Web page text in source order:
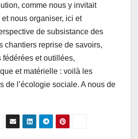
comme nous y invitait
nous organiser, ici et
de subsistance des
chantiers reprise de savoirs,
et outillées,
et matérielle : voilà les
de l’écologie sociale. A nous de